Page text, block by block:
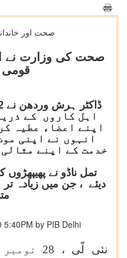
صحت اور
صحت کی وزارت نے
قومی
اہل کاروں کے
اپنے اعضاء عطیہ
انہوں نے اپنی
خدمت کے اپنے
دیئے ، جن میں زیادہ
5:40PM by PIB Delhi
نئی لّی ، 28